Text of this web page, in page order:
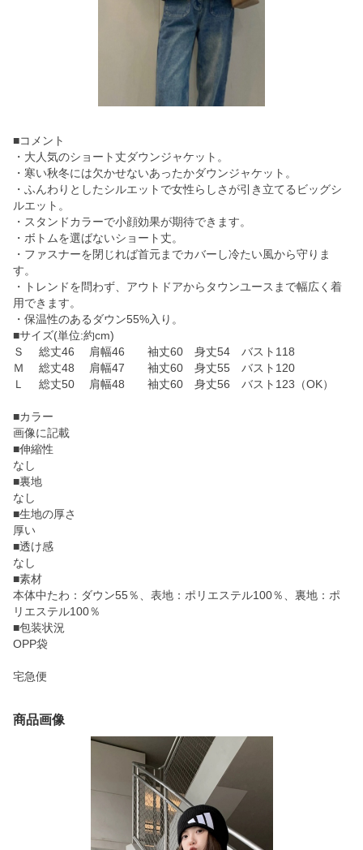
■コメント
・大人気のショート丈ダウンジャケット。
・寒い秋冬には欠かせないあったかダウンジャケット。
・ふんわりとしたシルエットで女性らしさが引き立てるビッグシ
ルエット。
・スタンドカラーで小顔効果が期待できます。
・ボトムを選ばないショート丈。
・ファスナーを閉じれば首元までカバーし冷たい風から守りま
す。
・トレンドを問わず、アウトドアからタウンユースまで幅広く着
用できます。
・保温性のあるダウン55%入り。
■サイズ(単位:約cm)
Ｓ 総丈46 肩幅46 袖丈60 身丈54 バスト118
Ｍ 総丈48 肩幅47 袖丈60 身丈55 バスト120
Ｌ 総丈50 肩幅48 袖丈60 身丈56 バスト123（OK）
■カラー
画像に記載
■伸縮性
なし
■裏地
なし
■生地の厚さ
厚い
■透け感
なし
■素材
本体中たわ：ダウン55％、表地：ポリエステル100％、裏地：ポ
リエステル100％
■包装状況
OPP袋
宅急便
商品画像